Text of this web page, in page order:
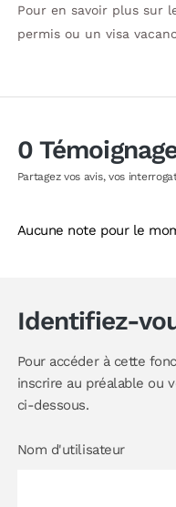
Pour en savoir plus sur
permis ou un visa
0
Partagez vos avis, vos
Aucune note pour le
Identifiez-
Pour accéder à cette
inscrire au préalable ou
ci-dessous.
Nom d'utilisateur